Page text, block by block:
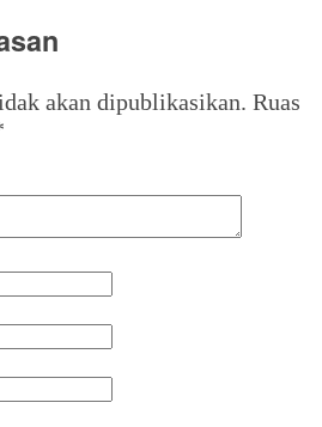
akan dipublikasikan. Ruas